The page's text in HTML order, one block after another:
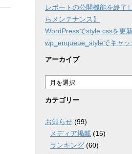
レポートの公開機能を終了
らメンテナンス】
WordPressでstyle.cssを更
wp_enqueue_styleでキャッ
アーカイブ
ア
ー
カ
ブ
カテゴリー
お知らせ (99)
メディア掲載 (15)
ランキング (60)